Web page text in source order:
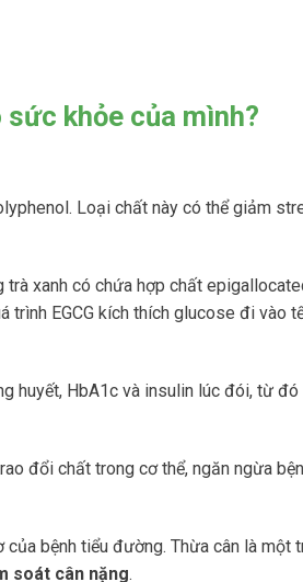
khỏe của mình?
Loại chất này có thể giảm
xanh có chứa hợp chất
EGCG kích thích glucose đi vào
huyết, HbA1c và insulin lúc đói, từ đó
đổi chất trong cơ thể, ngăn ngừa
bệnh tiểu đường. Thừa cân là một
soát cân nặng.